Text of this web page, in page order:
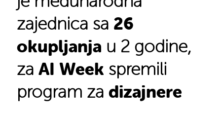
zajednica sa 26
okupljanja u 2 godine,
za AI Week spremili
program za dizajnere